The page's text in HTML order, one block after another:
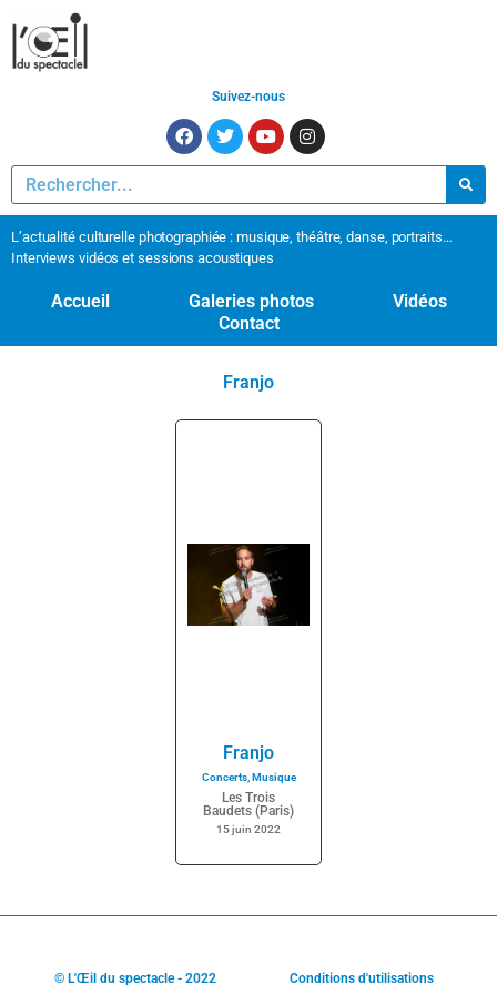
Suivez-nous
L’actualité culturelle photographiée : musique, théâtre, danse, portraits…
Interviews vidéos et sessions acoustiques
Accueil Galeries photos
Vidéos
Contact
Franjo
Franjo
Concerts,Musique
Les Trois
Baudets (Paris)
15 juin 2022
© L'Œil du spectacle - 2022 Conditions d'utilisations